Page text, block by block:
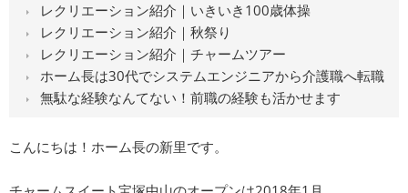
レクリエーション紹介｜いきいき100歳体操
レクリエーション紹介｜秋祭り
レクリエーション紹介｜チャームツアー
ホーム長は30代でシステムエンジニアから介護職へ転職
無駄な経験なんてない！前職の経験も活かせます
こんにちは！ホーム長の新里です。